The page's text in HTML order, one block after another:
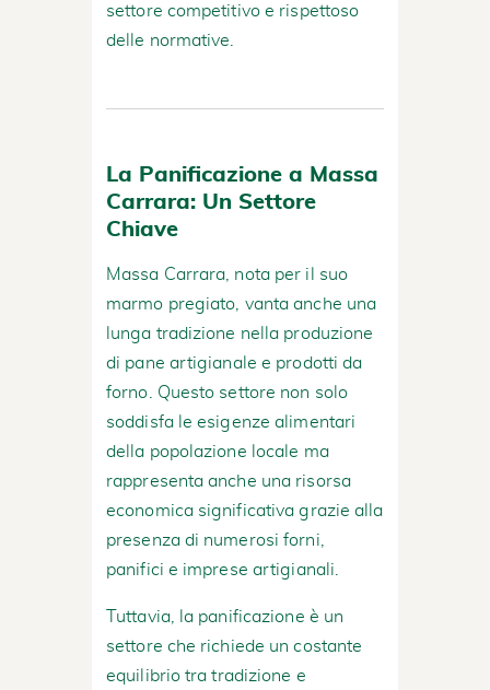
settore competitivo e rispettoso
delle normative.
La Panificazione a Massa
Carrara: Un Settore
Chiave
Massa Carrara, nota per il suo
marmo pregiato, vanta anche una
lunga tradizione nella produzione
di pane artigianale e prodotti da
forno. Questo settore non solo
soddisfa le esigenze alimentari
della popolazione locale ma
rappresenta anche una risorsa
economica significativa grazie alla
presenza di numerosi forni,
panifici e imprese artigianali.
Tuttavia, la panificazione è un
settore che richiede un costante
equilibrio tra tradizione e